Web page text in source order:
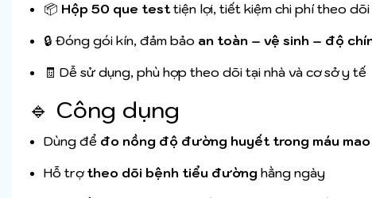
📦 Hộp 50 que testtiện lợi, tiết kiệm chi phí theo dõi
🔒 Đóng gói kín, đảm bảo an toàn – vệ sinh – độ
🧾 Dễ sử dụng, phù hợp theo dõi tại nhà và cơ sở y tế
🔹 Công dụng
Dùng để đo nồng độ đường huyết trong máu mao
Hỗ trợtheo dõi bệnh tiểu đường hằng ngày